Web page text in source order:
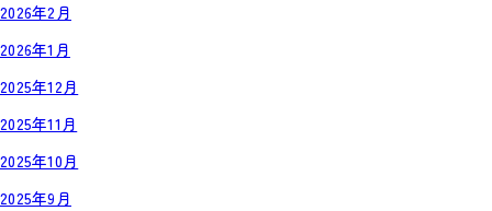
2026年2月
2026年1月
2025年12月
2025年11月
2025年10月
2025年9月